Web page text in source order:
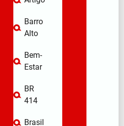
Barro
Alto
Bem-
Estar
BR
414
Brasil